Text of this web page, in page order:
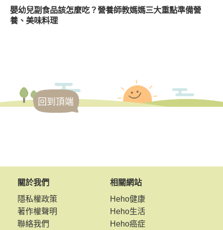
嬰幼兒副食品該怎麼吃？營養師教媽媽三大重點準備營
養、美味料理
回到頂端
關於我們
隱私權政策
著作權聲明
聯絡我們
相關網站
Heho健康
Heho生活
Heho癌症